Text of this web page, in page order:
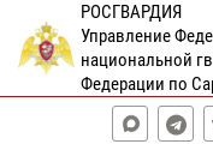
РОСГВАРДИЯ
Управление
национальной
Федерации по